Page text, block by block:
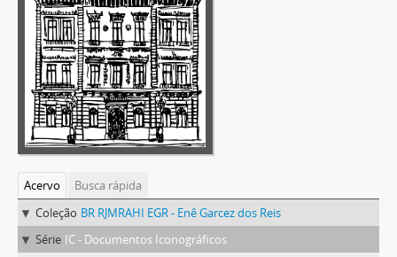
Acervo
Busca rápida
Coleção BR RJMRAHI EGR - Enê Garcez dos Reis
Série IC - Documentos Iconográficos